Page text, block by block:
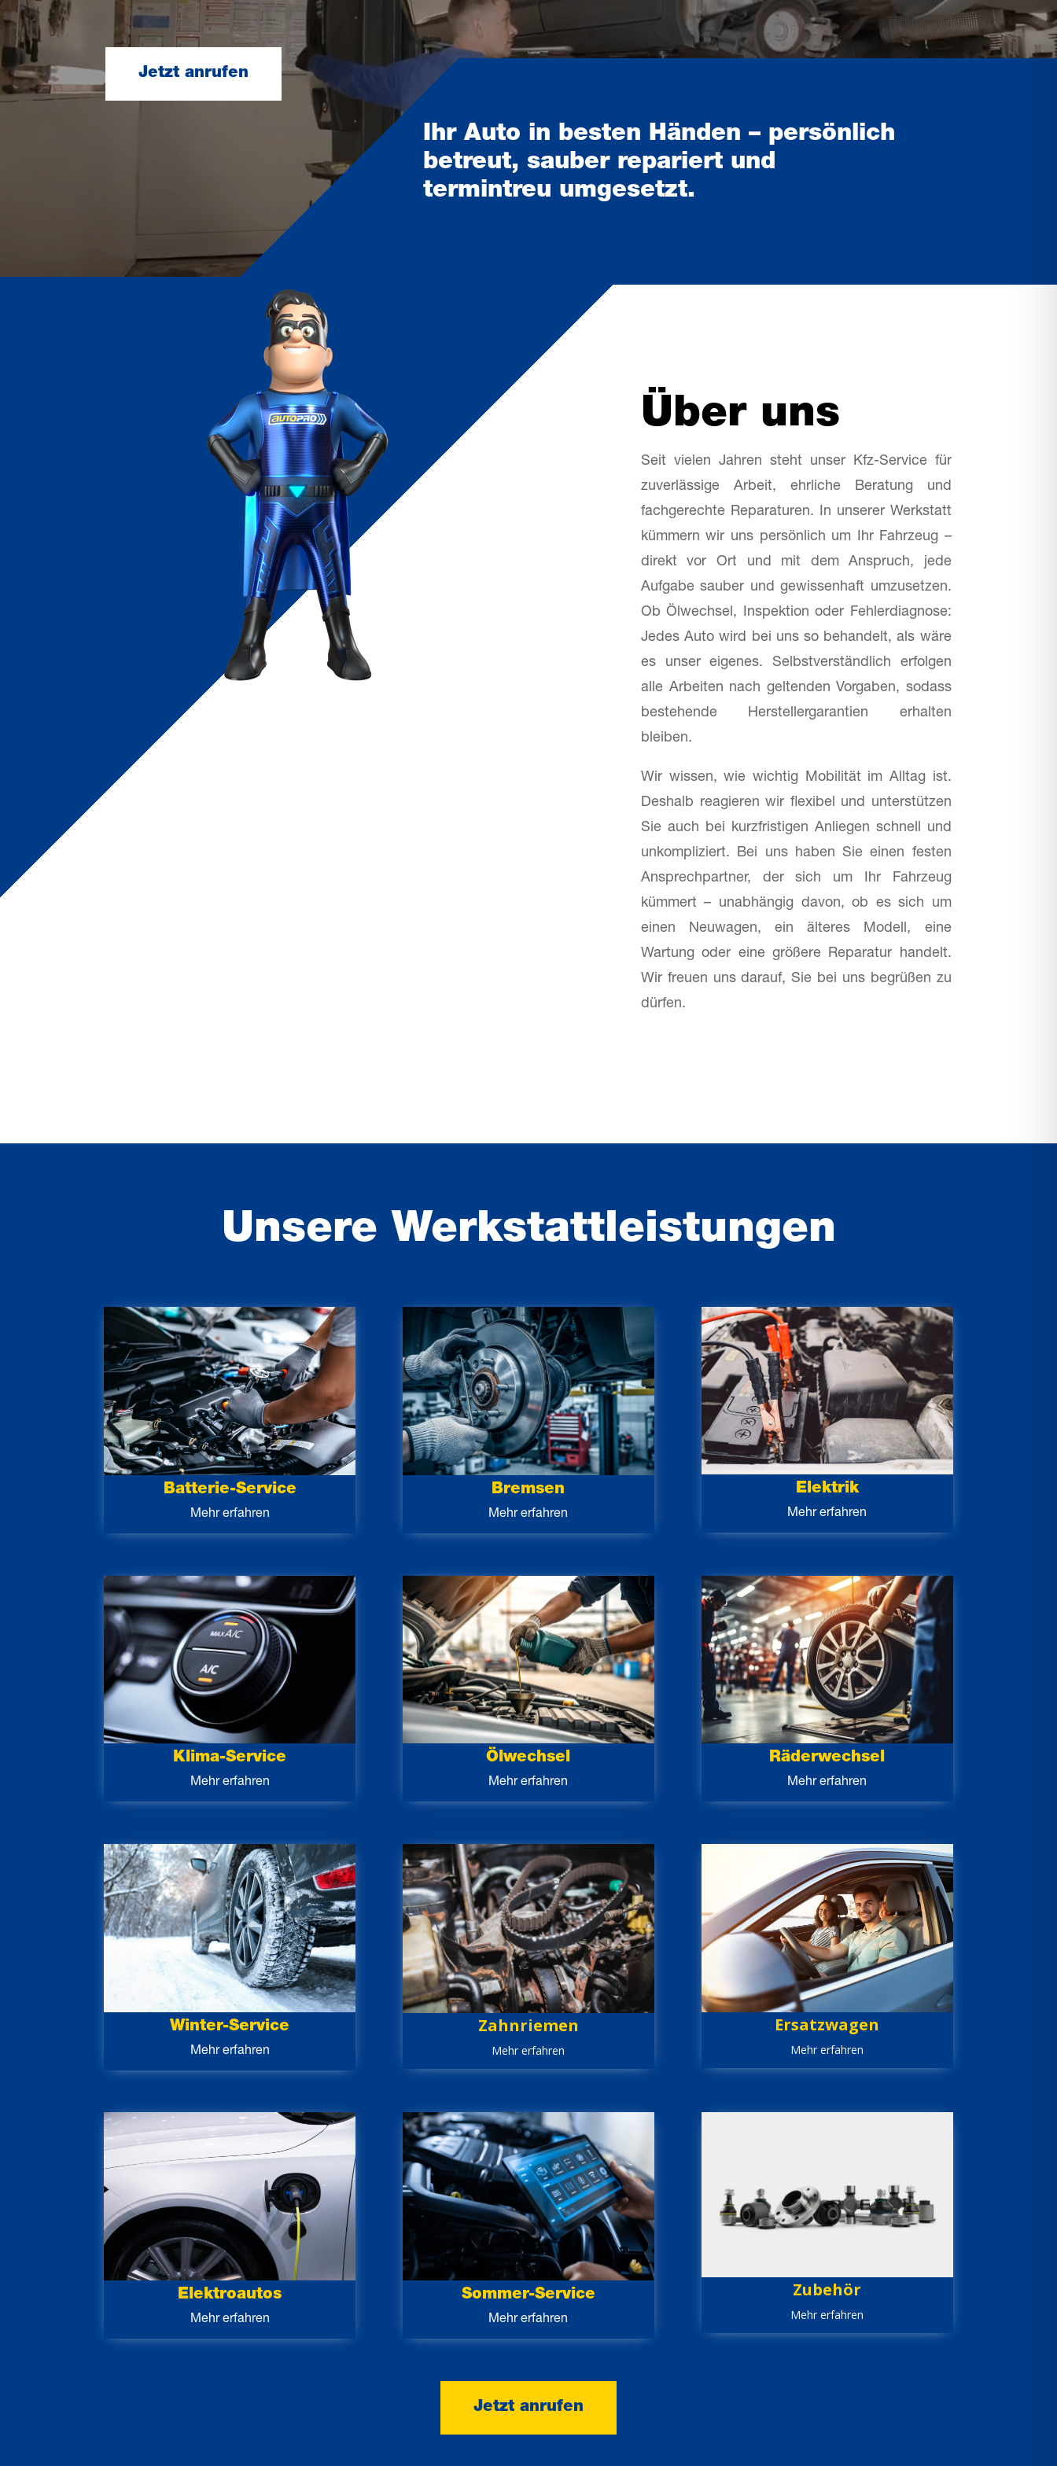
Jetzt anrufen
Ihr Auto in besten Händen – persönlich
betreut, sauber repariert und
termintreu umgesetzt.
Über uns
Seit vielen Jahren steht unser Kfz-Service für
zuverlässige Arbeit, ehrliche Beratung und
fachgerechte Reparaturen. In unserer Werkstatt
kümmern wir uns persönlich um Ihr Fahrzeug –
direkt vor Ort und mit dem Anspruch, jede
Aufgabe sauber und gewissenhaft umzusetzen.
Ob Ölwechsel, Inspektion oder Fehlerdiagnose:
Jedes Auto wird bei uns so behandelt, als wäre
es unser eigenes. Selbstverständlich erfolgen
alle Arbeiten nach geltenden Vorgaben, sodass
bestehende Herstellergarantien erhalten
bleiben.
Wir wissen, wie wichtig Mobilität im Alltag ist.
Deshalb reagieren wir flexibel und unterstützen
Sie auch bei kurzfristigen Anliegen schnell und
unkompliziert. Bei uns haben Sie einen festen
Ansprechpartner, der sich um Ihr Fahrzeug
kümmert – unabhängig davon, ob es sich um
einen Neuwagen, ein älteres Modell, eine
Wartung oder eine größere Reparatur handelt.
Wir freuen uns darauf, Sie bei uns begrüßen zu
dürfen.
Unsere Werkstattleistungen
Batterie-Service
Mehr erfahren
Bremsen
Mehr erfahren
Elektrik
Mehr erfahren
Klima-Service
Mehr erfahren
Ölwechsel
Mehr erfahren
Räderwechsel
Mehr erfahren
Winter-Service
Mehr erfahren
Zahnriemen
Mehr erfahren
Ersatzwagen
Mehr erfahren
Elektroautos
Mehr erfahren
Sommer-Service
Mehr erfahren
Zubehör
Mehr erfahren
Jetzt anrufen